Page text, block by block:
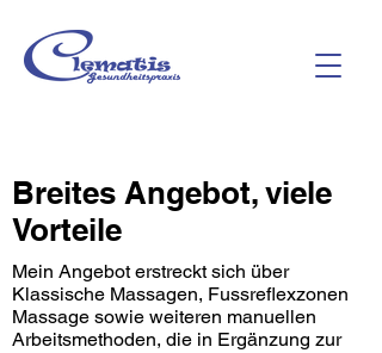
Breites Angebot, viele
Vorteile
Mein Angebot erstreckt sich über
Klassische Massagen, Fussreflexzonen
Massage sowie weiteren manuellen
Arbeitsmethoden, die in Ergänzung zur